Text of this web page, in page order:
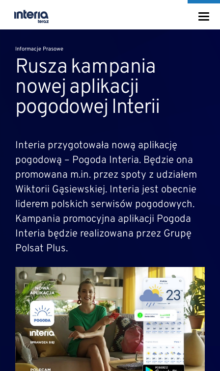
Informacje Prasowe
Rusza kampania
nowej aplikacji
pogodowej Interii
Interia przygotowała nową aplikację
pogodową – Pogoda Interia. Będzie ona
promowana m.in. przez spoty z udziałem
Wiktorii Gąsiewskiej. Interia jest obecnie
liderem polskich serwisów pogodowych.
Kampania promocyjna aplikacji Pogoda
Interia będzie realizowana przez Grupę
Polsat Plus.